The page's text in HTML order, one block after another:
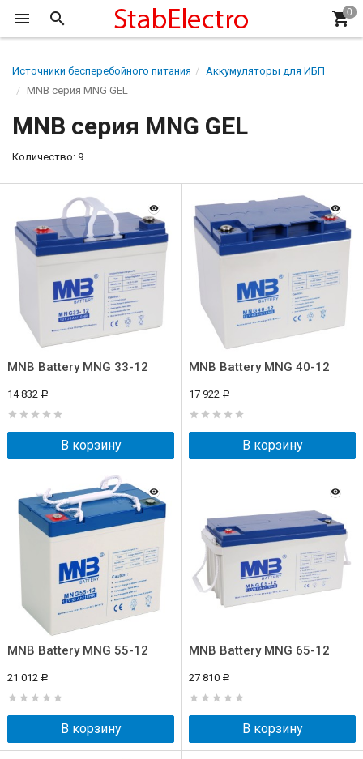
Источники бесперебойного питания
Аккумуляторы для ИБП
MNB серия MNG GEL
MNB серия MNG GEL
Количество: 9
MNB Battery MNG 33-12
14 832 Р
В корзину
MNB Battery MNG 40-12
17 922 Р
В корзину
MNB Battery MNG 55-12
21 012 Р
В корзину
MNB Battery MNG 65-12
27 810 Р
В корзину